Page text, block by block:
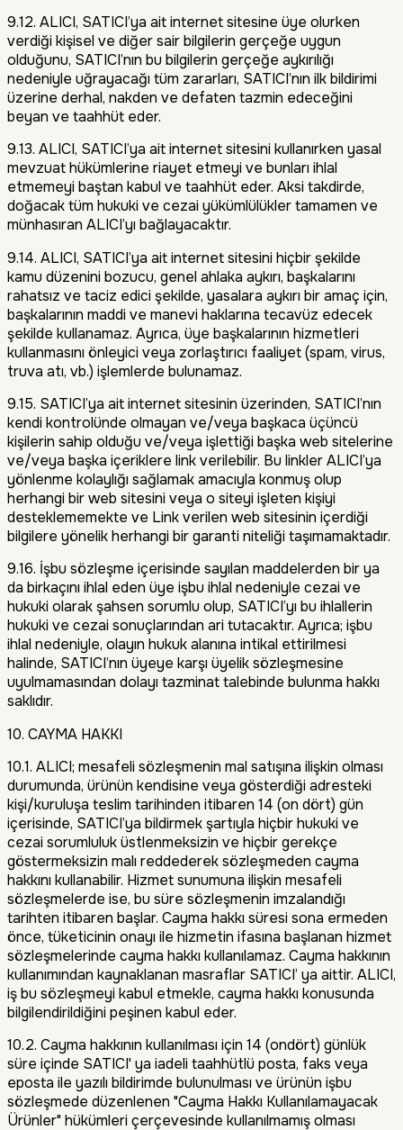
9.12. ALICI, SATICI’ya ait internet sitesine üye olurken
verdiği kişisel ve diğer sair bilgilerin gerçeğe uygun
olduğunu, SATICI’nın bu bilgilerin gerçeğe aykırılığı
nedeniyle uğrayacağı tüm zararları, SATICI’nın ilk bildirimi
üzerine derhal, nakden ve defaten tazmin edeceğini
beyan ve taahhüt eder.
9.13. ALICI, SATICI’ya ait internet sitesini kullanırken yasal
mevzuat hükümlerine riayet etmeyi ve bunları ihlal
etmemeyi baştan kabul ve taahhüt eder. Aksi takdirde,
doğacak tüm hukuki ve cezai yükümlülükler tamamen ve
münhasıran ALICI’yı bağlayacaktır.
9.14. ALICI, SATICI’ya ait internet sitesini hiçbir şekilde
kamu düzenini bozucu, genel ahlaka aykırı, başkalarını
rahatsız ve taciz edici şekilde, yasalara aykırı bir amaç için,
başkalarının maddi ve manevi haklarına tecavüz edecek
şekilde kullanamaz. Ayrıca, üye başkalarının hizmetleri
kullanmasını önleyici veya zorlaştırıcı faaliyet (spam, virus,
truva atı, vb.) işlemlerde bulunamaz.
9.15. SATICI’ya ait internet sitesinin üzerinden, SATICI’nın
kendi kontrolünde olmayan ve/veya başkaca üçüncü
kişilerin sahip olduğu ve/veya işlettiği başka web sitelerine
ve/veya başka içeriklere link verilebilir. Bu linkler ALICI’ya
yönlenme kolaylığı sağlamak amacıyla konmuş olup
herhangi bir web sitesini veya o siteyi işleten kişiyi
desteklememekte ve Link verilen web sitesinin içerdiği
bilgilere yönelik herhangi bir garanti niteliği taşımamaktadır.
9.16. İşbu sözleşme içerisinde sayılan maddelerden bir ya
da birkaçını ihlal eden üye işbu ihlal nedeniyle cezai ve
hukuki olarak şahsen sorumlu olup, SATICI’yı bu ihlallerin
hukuki ve cezai sonuçlarından ari tutacaktır. Ayrıca; işbu
ihlal nedeniyle, olayın hukuk alanına intikal ettirilmesi
halinde, SATICI’nın üyeye karşı üyelik sözleşmesine
uyulmamasından dolayı tazminat talebinde bulunma hakkı
saklıdır.
10. CAYMA HAKKI
10.1. ALICI; mesafeli sözleşmenin mal satışına ilişkin olması
durumunda, ürünün kendisine veya gösterdiği adresteki
kişi/kuruluşa teslim tarihinden itibaren 14 (on dört) gün
içerisinde, SATICI’ya bildirmek şartıyla hiçbir hukuki ve
cezai sorumluluk üstlenmeksizin ve hiçbir gerekçe
göstermeksizin malı reddederek sözleşmeden cayma
hakkını kullanabilir. Hizmet sunumuna ilişkin mesafeli
sözleşmelerde ise, bu süre sözleşmenin imzalandığı
tarihten itibaren başlar. Cayma hakkı süresi sona ermeden
önce, tüketicinin onayı ile hizmetin ifasına başlanan hizmet
sözleşmelerinde cayma hakkı kullanılamaz. Cayma hakkının
kullanımından kaynaklanan masraflar SATICI’ ya aittir. ALICI,
iş bu sözleşmeyi kabul etmekle, cayma hakkı konusunda
bilgilendirildiğini peşinen kabul eder.
10.2. Cayma hakkının kullanılması için 14 (ondört) günlük
süre içinde SATICI' ya iadeli taahhütlü posta, faks veya
eposta ile yazılı bildirimde bulunulması ve ürünün işbu
sözleşmede düzenlenen "Cayma Hakkı Kullanılamayacak
Ürünler" hükümleri çerçevesinde kullanılmamış olması